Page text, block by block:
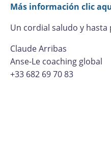
Más información clic
Un cordial saludo y
Claude Arribas
Anse-Le coaching global
+33 682 69 70 83